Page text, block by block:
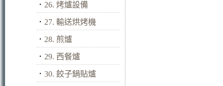
． 26. 烤爐設備
． 27. 輸送烘烤機
． 28. 煎爐
． 29. 西餐爐
． 30. 餃子鍋貼爐